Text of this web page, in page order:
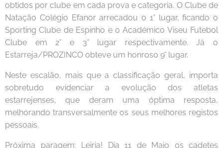
obtidos por clube em cada prova e categoria. O Clube de
Natação Colégio Efanor arrecadou o 1° lugar, ficando o
Sporting Clube de Espinho e o Académico Viseu Futebol
Clube em 2° e 3° lugar respectivamente. Já o
Estarreja/PROZINCO obteve um honroso 9° lugar.
Neste escalão, mais que a classificação geral, importa
sobretudo evidenciar a evolução dos atletas
estarrejenses, que deram uma óptima resposta,
melhorando transversalmente os seus melhores registos
pessoais.
Próxima paragem: Leiria! Dia 11 de Maio os cadetes